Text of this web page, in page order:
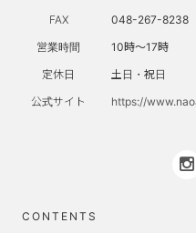
FAX
048-267-8238
営業時間
10時～17時
定休日
土日・祝日
公式サイト
https://
CONTENTS